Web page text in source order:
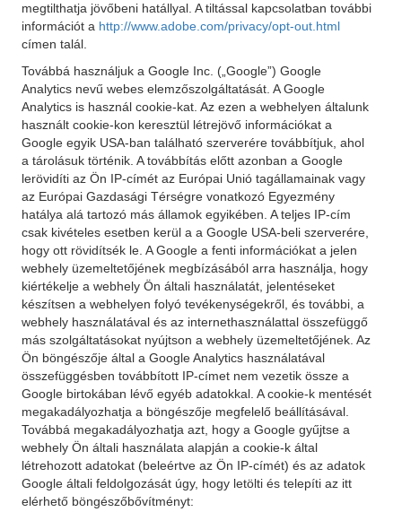
megtilthatja jövőbeni hatállyal. A tiltással kapcsolatban további
információt a http://www.adobe.com/privacy/opt-out.html
címen talál.
Továbbá használjuk a Google Inc. („Google”) Google
Analytics nevű webes elemzőszolgáltatását. A Google
Analytics is használ cookie-kat. Az ezen a webhelyen általunk
használt cookie-kon keresztül létrejövő információkat a
Google egyik USA-ban található szerverére továbbítjuk, ahol
a tárolásuk történik. A továbbítás előtt azonban a Google
lerövidíti az Ön IP-címét az Európai Unió tagállamainak vagy
az Európai Gazdasági Térségre vonatkozó Egyezmény
hatálya alá tartozó más államok egyikében. A teljes IP-cím
csak kivételes esetben kerül a a Google USA-beli szerverére,
hogy ott rövidítsék le. A Google a fenti információkat a jelen
webhely üzemeltetőjének megbízásából arra használja, hogy
kiértékelje a webhely Ön általi használatát, jelentéseket
készítsen a webhelyen folyó tevékenységekről, és további, a
webhely használatával és az internethasználattal összefüggő
más szolgáltatásokat nyújtson a webhely üzemeltetőjének. Az
Ön böngészője által a Google Analytics használatával
összefüggésben továbbított IP-címet nem vezetik össze a
Google birtokában lévő egyéb adatokkal. A cookie-k mentését
megakadályozhatja a böngészője megfelelő beállításával.
Továbbá megakadályozhatja azt, hogy a Google gyűjtse a
webhely Ön általi használata alapján a cookie-k által
létrehozott adatokat (beleértve az Ön IP-címét) és az adatok
Google általi feldolgozását úgy, hogy letölti és telepíti az itt
elérhető böngészőbővítményt: